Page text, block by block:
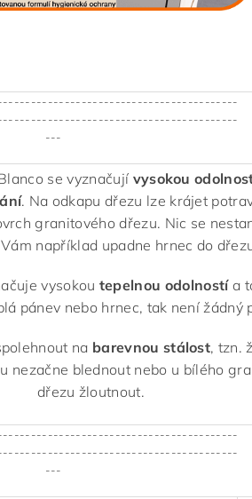
---
se vyznačují vysokou
. Na odkapu dřezu lze krájet
granitového dřezu. Nic se
například upadne hrnec do
vysokou tepelnou odolnostía
pánev nebo hrnec, tak není žádný
na barevnou stálost, tzn.
nezačne blednout nebo u bílého
dřezu žloutnout.
---